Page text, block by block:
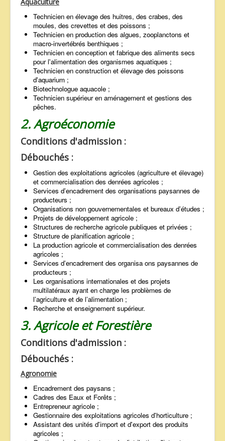
Technicien en élevage des huitres, des crabes, des
moules, des crevettes et des poissons ;
Technicien en production des algues, zooplanctons et
macro-invertébrés benthiques ;
Technicien en conception et fabrique des aliments secs
pour l'alimentation des organismes aquatiques ;
Technicien en construction et élevage des poissons
d'aquarium ;
Biotechnologue aquacole ;
Technicien supérieur en aménagement et gestions des
pêches.
2. Agroéconomie
Conditions d'admission :
Débouchés :
Gestion des exploitations agricoles (agriculture et élevage)
et commercialisation des denrées agricoles ;
Services d’encadrement des organisations paysannes de
producteurs ;
Organisations non gouvernementales et bureaux d’études ;
Projets de développement agricole ;
Structures de recherche agricole publiques et privées ;
Structure de planification agricole ;
La production agricole et commercialisation des denrées
agricoles ;
Services d’encadrement des organisa ons paysannes de
producteurs ;
Les organisations internationales et des projets
multilatéraux ayant en charge les problèmes de
l’agriculture et de l’alimentation ;
Recherche et enseignement supérieur.
3. Agricole et Forestière
Conditions d'admission :
Débouchés :
Agronomie
Encadrement des paysans ;
Cadres des Eaux et Forêts ;
Entrepreneur agricole ;
Gestionnaire des exploitations agricoles d'horticulture ;
Assistant des unités d'import et d'export des produits
agricoles ;